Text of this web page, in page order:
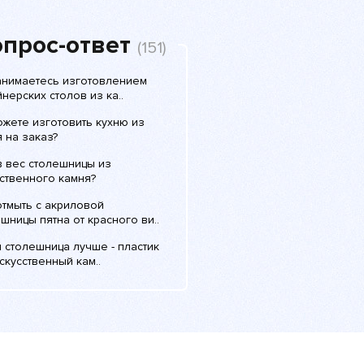
ответ (151)
изготовлением
столов из ка..
изготовить кухню из
на заказ?
вес столешницы из
камня?
с акриловой
пятна от красного ви..
столешница лучше - пластик
кам..